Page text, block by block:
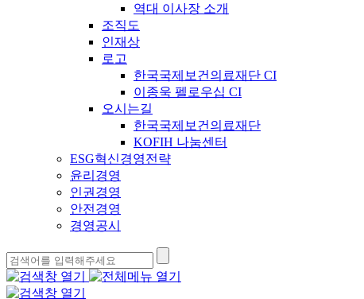
역대 이사장 소개
조직도
인재상
로고
한국국제보건의료재단 CI
이종욱 펠로우십 CI
오시는길
한국국제보건의료재단
KOFIH 나눔센터
ESG혁신경영전략
윤리경영
인권경영
안전경영
경영공시